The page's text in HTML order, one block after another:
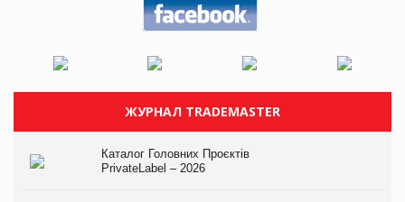
ЖУРНАЛ TRADEMASTER
Каталог Головних Проєктів
PrivateLabel – 2026